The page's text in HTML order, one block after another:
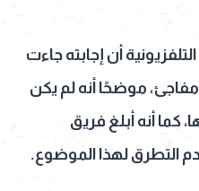
أن إجابته جاءت
موضحًا أنه لم يكن
كما أنه أبلغ فريق
التطرق لهذا الموضوع.